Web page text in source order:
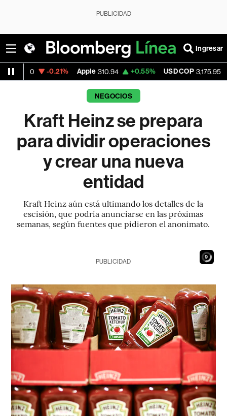
PUBLICIDAD
Ingresar
-0.21% Apple 310.94 +0.55% USD COP 3,175.95 -0.63%
NEGOCIOS
Kraft Heinz se prepara
para dividir operaciones
y crear una nueva
entidad
Kraft Heinz aún está ultimando los detalles de la
escisión, que podría anunciarse en las próximas
semanas, según fuentes que pidieron el anonimato.
8
PUBLICIDAD